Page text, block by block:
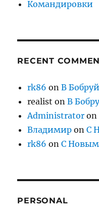
Командировки
RECENT
rk86 onВ
realist onВ
Administrator on
Владимир onС
rk86 onС
PERSONAL